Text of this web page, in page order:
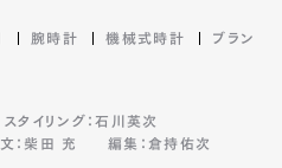
腕時計 機械式時計
ブラン
スタイリング：石川英次
文：柴田 充 編集：倉持佑次